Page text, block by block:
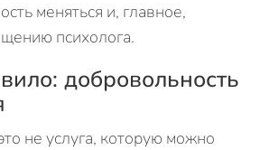
меняться и, главное,
психолога.
добровольность
не услуга, которую можно